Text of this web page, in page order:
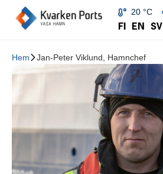
20 °C
FI EN SV
Hem Jan-Peter Viklund, Hamnchef